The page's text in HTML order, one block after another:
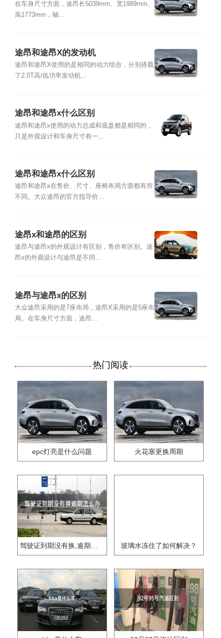
在车身尺寸方面，途昂长5039mm、宽1989mm、
高1773mm，轴...
途昂和途昂X的发动机
途昂和途昂X使用的是相同的动力组合，分别搭载
了2.0T高/低功率发动机...
途昂和途昂x什么区别
途昂和途昂x使用的动力总成和底盘都是相同的，
只是外观设计和车身尺寸有一...
途昂和途昂x什么区别
途昂和途昂x在售价、尺寸、座椅布局方面都有所
不同。大众途昂的官方指导价...
途昂x和途昂的区别
途昂与途昂x的外观设计有区别，售价有区别。途
昂x的外观设计与途昂是不同...
途昂与途昂x的区别
大众途昂采用的是7座布局，途昂X采用的是5座布
局。在车身尺寸方面，途昂...
热门阅读
epc灯亮是什么问题 火花塞更换周期
驾驶证到期没有换,逾期怎么办?? 玻璃水冻住了如何解决？